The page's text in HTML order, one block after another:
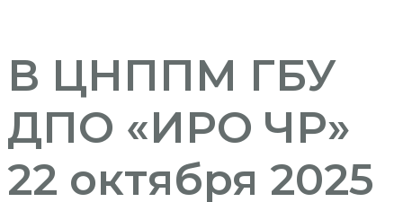
В ЦНППМ ГБУ
ДПО «ИРО ЧР»
22 октября 2025